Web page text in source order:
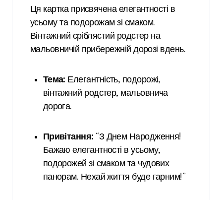
Ця картка присвячена елегантності в
усьому та подорожам зі смаком.
Вінтажний сріблястий родстер на
мальовничій прибережній дорозі вдень.
Тема: Елегантність, подорожі,
вінтажний родстер, мальовнича
дорога.
Привітання: “З Днем Народження!
Бажаю елегантності в усьому,
подорожей зі смаком та чудових
панорам. Нехай життя буде гарним!”